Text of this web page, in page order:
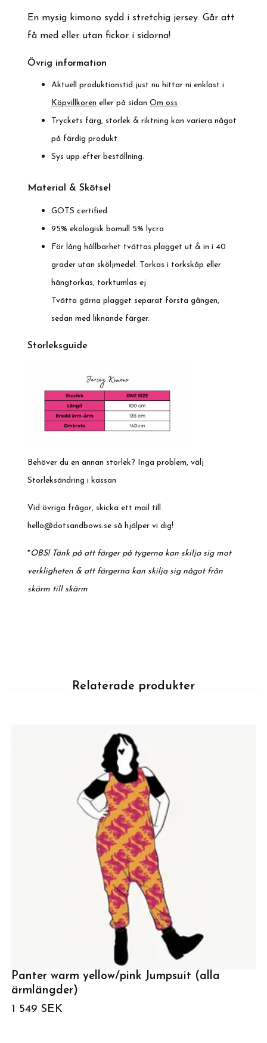
En mysig kimono sydd i stretchig jersey. Går att
få med eller utan fickor i sidorna!
Övrig information
Aktuell produktionstid just nu hittar ni enklast i
Köpvillkoren eller på sidan Om oss
Tryckets färg, storlek & riktning kan variera något
på färdig produkt
Sys upp efter beställning.
Material & Skötsel
GOTS certified
95% ekologisk bomull 5% lycra
För lång hållbarhet tvättas plagget ut & in i 40
grader utan sköljmedel. Torkas i torkskåp eller
hängtorkas, torktumlas ej
Tvätta gärna plagget separat första gången,
sedan med liknande färger.
Storleksguide
Behöver du en annan storlek? Inga problem, välj
Storleksändring i kassan
Vid övriga frågor, skicka ett mail till
hello@dotsandbows.se så hjälper vi dig!
*OBS! Tänk på att färger på tygerna kan skilja sig mot
verkligheten & att färgerna kan skilja sig något från
skärm till skärm
Panter warm yellow/pink Jumpsuit (alla
ärmlängder)
1 549 SEK